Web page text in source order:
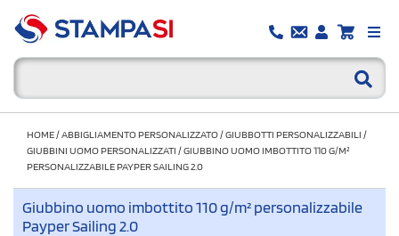
HOME/ABBIGLIAMENTO PERSONALIZZATO/GIUBBOTTI PERSONALIZZABILI /
GIUBBINI UOMO PERSONALIZZATI /GIUBBINO UOMO IMBOTTITO 110 G/M²
PERSONALIZZABILE PAYPER SAILING 2.0
Giubbino uomo imbottito 110 g/m² personalizzabile
Payper Sailing 2.0